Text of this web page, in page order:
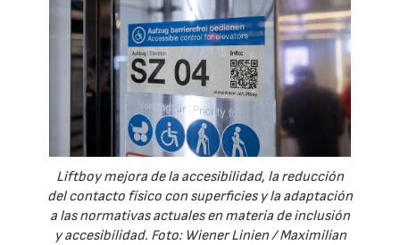
Liftboy mejora de la accesibilidad, la reducción
del contacto físico con superficies y la adaptación
a las normativas actuales en materia de inclusión
y accesibilidad. Foto: Wiener Linien / Maximilian